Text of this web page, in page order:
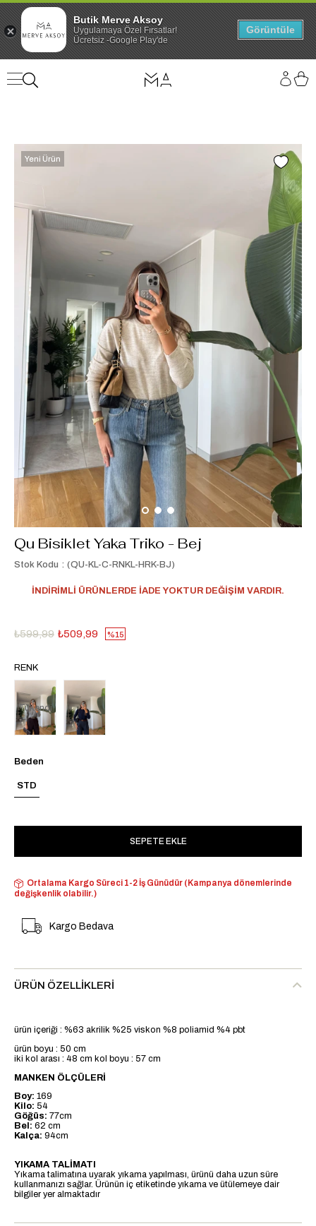
Yeni Ürün
Qu Bisiklet Yaka Triko - Bej
Stok Kodu (QU-KL-C-RNKL-HRK-BJ)
İNDİRİMLİ ÜRÜNLERDE İADE YOKTUR DEĞİŞİM VARDIR.
₺599,99 ₺509,99 15
RENK
Tükendi
Beden
STD
Ortalama Kargo Süreci 1-2 İş Günüdür (Kampanya dönemlerinde
değişkenlik olabilir.)
Kargo Bedava
ÜRÜN ÖZELLIKLERI
ürün içeriği : %63 akrilik %25 viskon %8 poliamid %4 pbt
ürün boyu : 50 cm
iki kol arası : 48 cm kol boyu : 57 cm
MANKEN ÖLÇÜLERİ
Boy: 169
Kilo: 54
Göğüs: 77cm
Bel: 62 cm
Kalça: 94cm
YIKAMA TALİMATI
Yıkama talimatına uyarak yıkama yapılması, ürünü daha uzun süre
kullanmanızı sağlar. Ürünün iç etiketinde yıkama ve ütülemeye dair
bilgiler yer almaktadır
Butik Merve Aksoy
Uygulamaya Özel Fırsatlar!
Ücretsiz -Google Play'de
Görüntüle